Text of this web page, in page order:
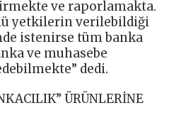
ve raporlamakta.
yetkilerin verilebildiği
istenirse tüm banka
ve muhasebe
dedi.
ÜRÜNLERİNE